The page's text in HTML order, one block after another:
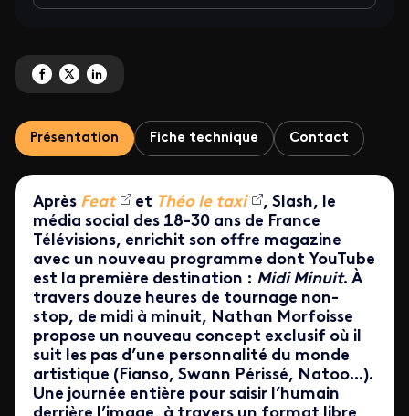
Partagez 'Midi Minuit' sur Facebook
Partagez 'Midi Minuit' sur X
Partagez 'Midi Minuit' sur LinkedIn
Présentation Fiche technique Contact
Après Feat et Théo le taxi
, Slash, le
média social des 18-30 ans de France
Télévisions, enrichit son offre magazine
avec un nouveau programme dont YouTube
est la première destination : Midi Minuit. À
travers douze heures de tournage non-
stop, de midi à minuit, Nathan Morfoisse
propose un nouveau concept exclusif où il
suit les pas d’une personnalité du monde
artistique (Fianso, Swann Périssé, Natoo...).
Une journée entière pour saisir l’humain